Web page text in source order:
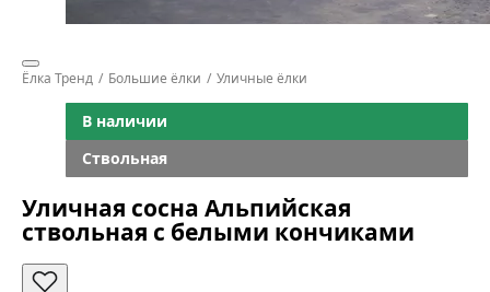
Ёлка Тренд Большие ёлки Уличные ёлки
В наличии
Ствольная
Уличная сосна Альпийская
ствольная с белыми кончиками